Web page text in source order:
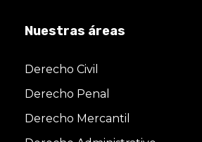
Nuestras áreas
Derecho Civil
Derecho Penal
Derecho Mercantil